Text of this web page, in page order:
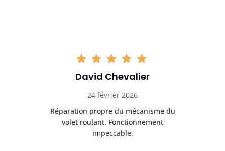
David Chevalier
24 février 2026
Réparation propre du mécanisme du
volet roulant. Fonctionnement
impeccable.